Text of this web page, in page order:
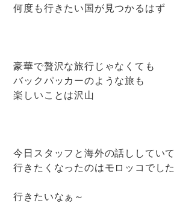
何度も行きたい国が見つかるはず
豪華で贅沢な旅行じゃなくても
バックパッカーのような旅も
楽しいことは沢山
今日スタッフと海外の話ししていて
行きたくなったのはモロッコでした
行きたいなぁ～